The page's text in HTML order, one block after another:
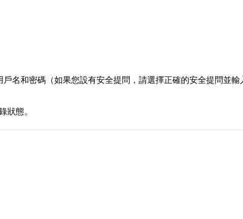
戶名和密碼（如果您設有安全提問，請選擇正確的安全提問並
狀態。